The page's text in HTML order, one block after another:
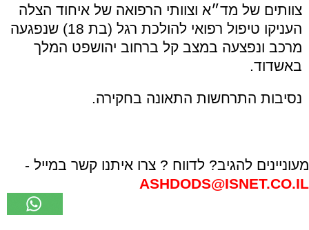
צוותים של מד״א וצוותי הרפואה של איחוד הצלה
העניקו טיפול רפואי להולכת רגל (בת 18) שנפגעה
מרכב ונפצעה במצב קל ברחוב יהושפט המלך
באשדוד.
נסיבות התרחשות התאונה בחקירה.
מעוניינים להגיב? לדווח ? צרו איתנו קשר במייל -
ASHDODS@ISNET.CO.IL